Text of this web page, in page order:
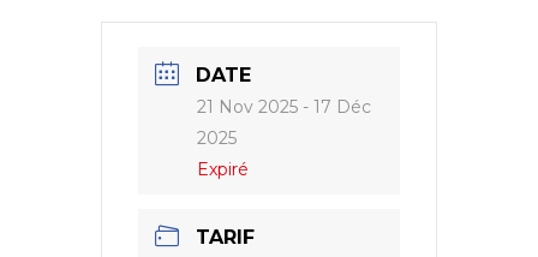
DATE
21 Nov 2025 - 17 Déc
2025
Expiré
TARIF